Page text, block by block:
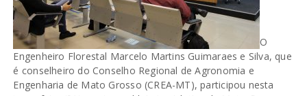
O
Engenheiro Florestal Marcelo Martins Guimaraes e Silva, que
é conselheiro do Conselho Regional de Agronomia e
Engenharia de Mato Grosso (CREA-MT), participou nesta